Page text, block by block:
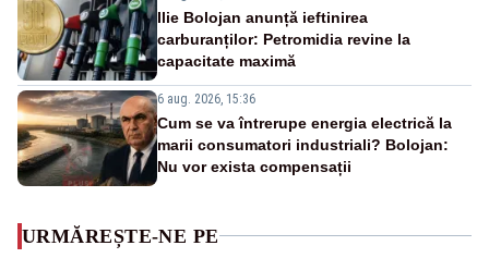
Ilie Bolojan anunță ieftinirea
carburanților: Petromidia revine la
capacitate maximă
6 aug. 2026, 15:36
Cum se va întrerupe energia electrică la
marii consumatori industriali? Bolojan:
Nu vor exista compensații
URMĂREȘTE-NE PE